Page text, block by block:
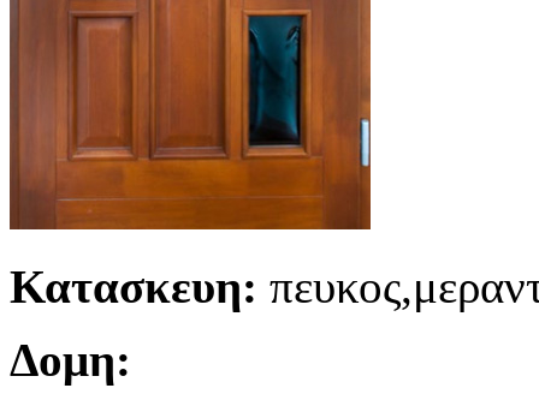
Κατασκευη:
Δομη: